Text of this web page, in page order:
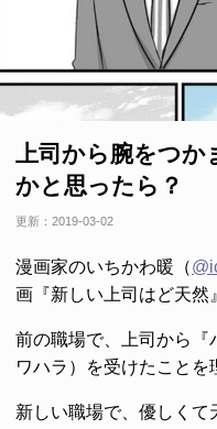
上司から腕をつ
かと思ったら？
更新： 2019-03-02
漫画家のいちかわ暖（
画『新しい上司はど天然
前の職場で、上司から『
ワハラ）を受けたことを
新しい職場で、優しくて